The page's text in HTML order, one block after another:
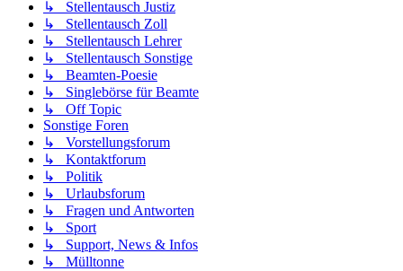
↳ Stellentausch Justiz
↳ Stellentausch Zoll
↳ Stellentausch Lehrer
↳ Stellentausch Sonstige
↳ Beamten-Poesie
↳ Singlebörse für Beamte
↳ Off Topic
Sonstige Foren
↳ Vorstellungsforum
↳ Kontaktforum
↳ Politik
↳ Urlaubsforum
↳ Fragen und Antworten
↳ Sport
↳ Support, News & Infos
↳ Mülltonne